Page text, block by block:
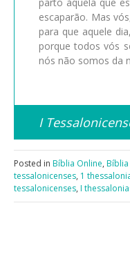
parto àquela que
escaparão. Mas
para que aquele
porque todos vós
nós não somos da
I
Posted in Bíblia Online, Bíblia
tessalonicenses, 1
tessalonicenses, I